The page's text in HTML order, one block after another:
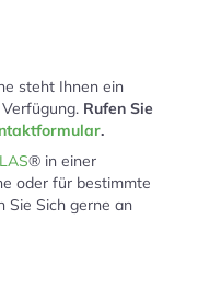
steht Ihnen ein
Rufen Sie
.
® in einer
oder für bestimmte
Sie Sich gerne an